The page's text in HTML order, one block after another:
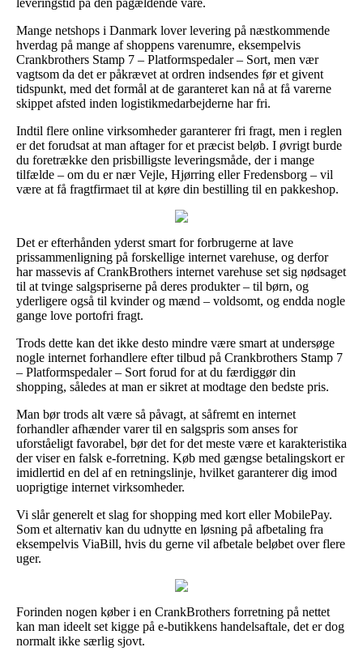
Mange netshops i Danmark lover levering på næstkommende
hverdag på mange af shoppens varenumre, eksempelvis
Crankbrothers Stamp 7 – Platformspedaler – Sort, men vær
vagtsom da det er påkrævet at ordren indsendes før et givent
tidspunkt, med det formål at de garanteret kan nå at få varerne
skippet afsted inden logistikmedarbejderne har fri.
Indtil flere online virksomheder garanterer fri fragt, men i reglen
er det forudsat at man aftager for et præcist beløb. I øvrigt burde
du foretrække den prisbilligste leveringsmåde, der i mange
tilfælde – om du er nær Vejle, Hjørring eller Fredensborg – vil
være at få fragtfirmaet til at køre din bestilling til en pakkeshop.
Det er efterhånden yderst smart for forbrugerne at lave
prissammenligning på forskellige internet varehuse, og derfor
har massevis af CrankBrothers internet varehuse set sig nødsaget
til at tvinge salgspriserne på deres produkter – til børn, og
yderligere også til kvinder og mænd – voldsomt, og endda nogle
gange love portofri fragt.
Trods dette kan det ikke desto mindre være smart at undersøge
nogle internet forhandlere efter tilbud på Crankbrothers Stamp 7
– Platformspedaler – Sort forud for at du færdiggør din
shopping, således at man er sikret at modtage den bedste pris.
Man bør trods alt være så påvagt, at såfremt en internet
forhandler afhænder varer til en salgspris som anses for
uforståeligt favorabel, bør det for det meste være et karakteristika
der viser en falsk e-forretning. Køb med gængse betalingskort er
imidlertid en del af en retningslinje, hvilket garanterer dig imod
uoprigtige internet virksomheder.
Vi slår generelt et slag for shopping med kort eller MobilePay.
Som et alternativ kan du udnytte en løsning på afbetaling fra
eksempelvis ViaBill, hvis du gerne vil afbetale beløbet over flere
uger.
Forinden nogen køber i en CrankBrothers forretning på nettet
kan man ideelt set kigge på e-butikkens handelsaftale, det er dog
normalt ikke særlig sjovt.